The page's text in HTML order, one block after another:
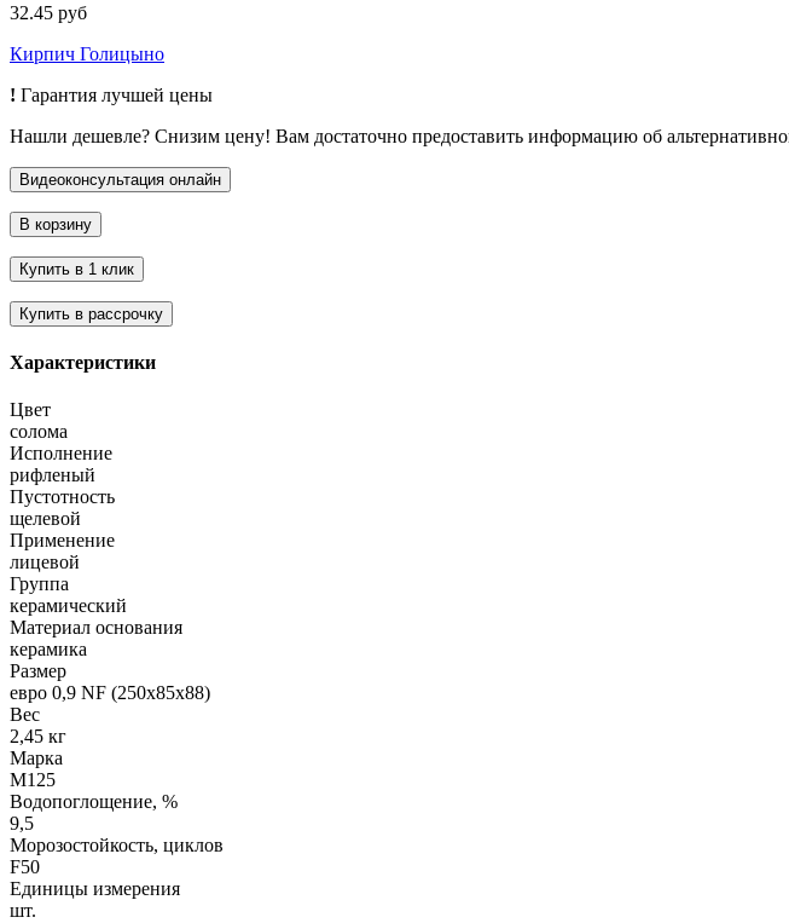
32.45 руб
Кирпич Голицыно
! Гарантия лучшей цены
Нашли дешевле? Снизим цену! Вам достаточно предоставить информацию об
Характеристики
Цвет
солома
Исполнение
рифленый
Пустотность
щелевой
Применение
лицевой
Группа
керамический
Материал основания
керамика
Размер
евро 0,9 NF (250х85х88)
Вес
2,45 кг
Марка
М125
Водопоглощение, %
9,5
Морозостойкость, циклов
F50
Единицы измерения
шт.